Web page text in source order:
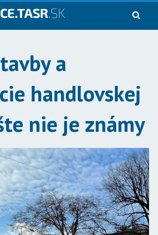
a
handlovskej
nie je známy